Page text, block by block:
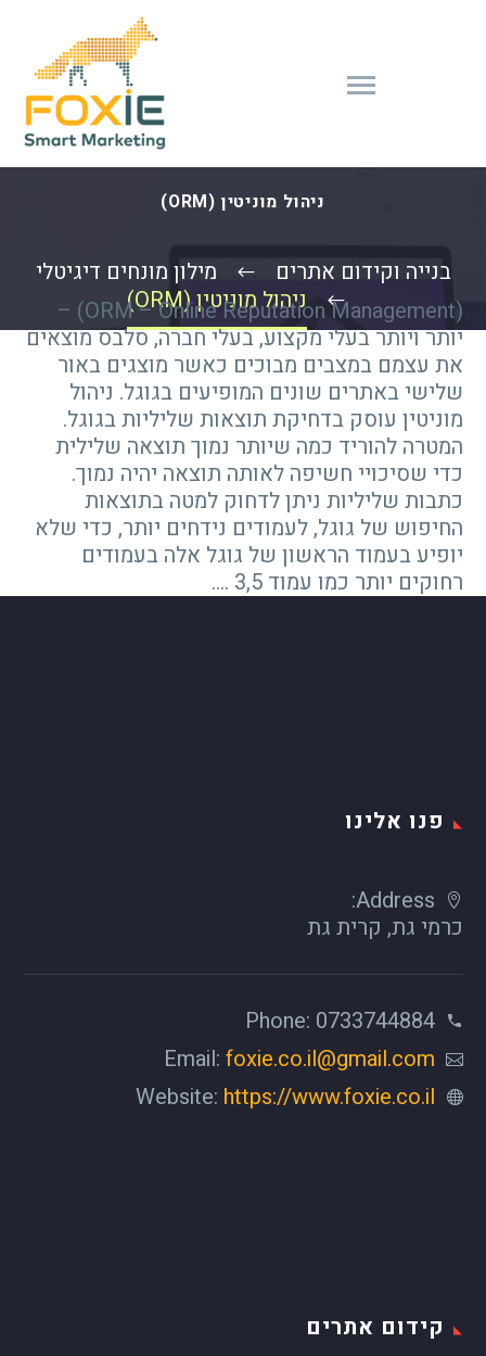
ניהול מוניטין (ORM)
בנייה וקידום אתרים
מילון מונחים דיגיטלי
ניהול מוניטין (ORM)
(ORM – Online Reputation Management) –
יותר ויותר בעלי מקצוע, בעלי חברה, סלבס מוצאים
את עצמם במצבים מבוכים כאשר מוצגים באור
שלישי באתרים שונים המופיעים בגוגל. ניהול
מוניטין עוסק בדחיקת תוצאות שליליות בגוגל.
המטרה להוריד כמה שיותר נמוך תוצאה שלילית
כדי שסיכויי חשיפה לאותה תוצאה יהיה נמוך.
כתבות שליליות ניתן לדחוק למטה בתוצאות
החיפוש של גוגל, לעמודים נידחים יותר, כדי שלא
יופיע בעמוד הראשון של גוגל אלה בעמודים
רחוקים יותר כמו עמוד 3,5 ….
פנו אלינו
Address:
כרמי גת, קרית גת
Phone: 0733744884
Email: foxie.co.il@gmail.com
Website: https://www.foxie.co.il
קידום אתרים